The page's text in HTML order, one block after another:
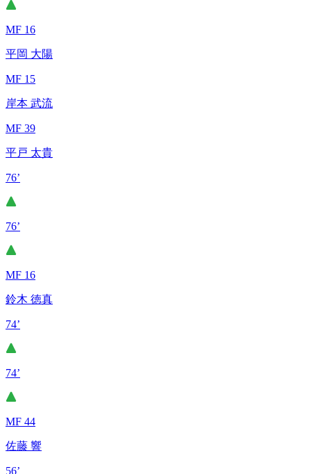
MF 16
平岡 大陽
MF 15
岸本 武流
MF 39
平戸 太貴
76’
76’
MF 16
鈴木 徳真
74’
74’
MF 44
佐藤 響
56’